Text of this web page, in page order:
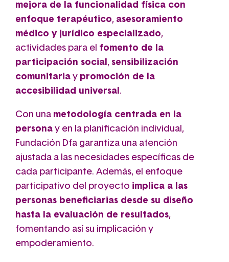
mejora de la funcionalidad física con
enfoque terapéutico, asesoramiento
médico y jurídico especializado,
actividades para el fomento de la
participación social , sensibilización
comunitaria y promoción de la
accesibilidad universal .
Con una metodología centrada en la
persona y en la planificación individual,
Fundación Dfa garantiza una atención
ajustada a las necesidades específicas de
cada participante. Además, el enfoque
participativo del proyecto implica a las
personas beneficiarias desde su diseño
hasta la evaluación de resultados,
fomentando así su implicación y
empoderamiento.